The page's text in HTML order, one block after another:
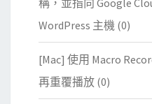
稱，並指向 Google
WordPress 主機 (0)
[Mac] 使用 Macro
再重覆播放 (0)